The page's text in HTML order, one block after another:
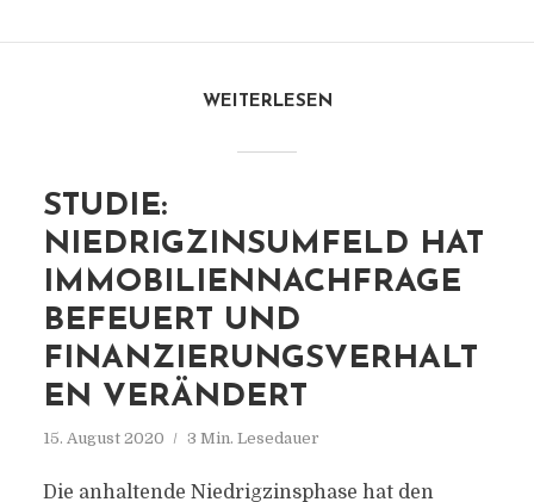
WEITERLESEN
STUDIE:
NIEDRIGZINSUMFELD HAT
IMMOBILIENNACHFRAGE
BEFEUERT UND
FINANZIERUNGSVERHALT
EN VERÄNDERT
15. August 2020 3 Min. Lesedauer
Die anhaltende Niedrigzinsphase hat den